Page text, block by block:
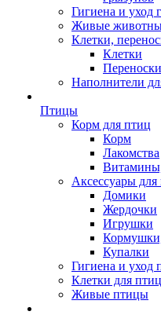
Гигиена и уход
Живые
Клетки,
Клетки
Переноски
Наполнители
Птицы
Корм для птиц
Корм
Лакомства
Аксессуары
Домики
Жердочки
Игрушки
Купалки
Гигиена и уход
Клетки для птиц
Живые птицы